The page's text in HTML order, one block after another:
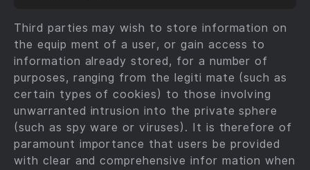
Third parties may wish to store information on
the equip­ ment of a user, or gain access to
information already stored, for a number of
purposes, ranging from the legiti­ mate (such as
certain types of cookies) to those involving
unwarranted intrusion into the private sphere
(such as spy­ ware or viruses). It is therefore of
paramount importance that users be provided
with clear and comprehensive infor­ mation when